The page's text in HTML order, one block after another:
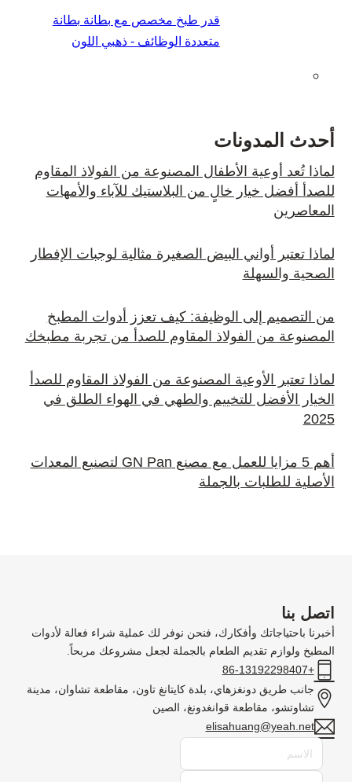
قدر طبخ مخصص مع بطانة بطانة
متعددة الوظائف - ذهبي اللون
أحدث المدونات
لماذا تُعد أوعية الأطفال المصنوعة من الفولاذ المقاوم
للصدأ أفضل خيار خالٍ من البلاستيك للآباء والأمهات
المعاصرين
لماذا تعتبر أواني البيض الصغيرة مثالية لوجبات الإفطار
الصحية والسهلة
من التصميم إلى الوظيفة: كيف تعزز أدوات المطبخ
المصنوعة من الفولاذ المقاوم للصدأ من تجربة مطبخك
لماذا تعتبر الأوعية المصنوعة من الفولاذ المقاوم للصدأ
الخيار الأفضل للتخييم والطهي في الهواء الطلق في
2025
أهم 5 مزايا للعمل مع مصنع GN Pan لتصنيع المعدات
الأصلية للطلبات بالجملة
اتصل بنا
أخبرنا باحتياجاتك وأفكارك، فنحن نوفر لك عملية شراء فعالة لأدوات
المطبخ ولوازم تقديم الطعام بالجملة لجعل مشروعك مربحاً.
+86-13192298407
جانب طريق دونغزهاي، بلدة كايتانغ تاون، مقاطعة تشاوان، مدينة
تشاوتشو، مقاطعة قوانغدونغ، الصين
elisahuang@yeah.net